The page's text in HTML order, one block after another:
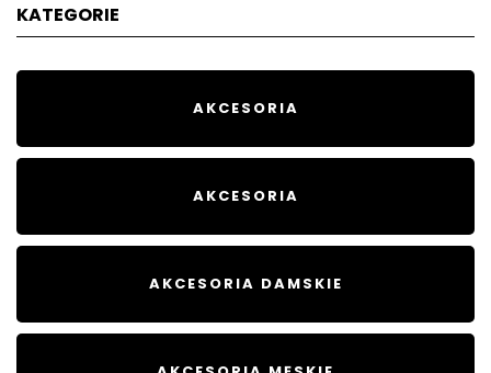
KATEGORIE
AKCESORIA
AKCESORIA
AKCESORIA DAMSKIE